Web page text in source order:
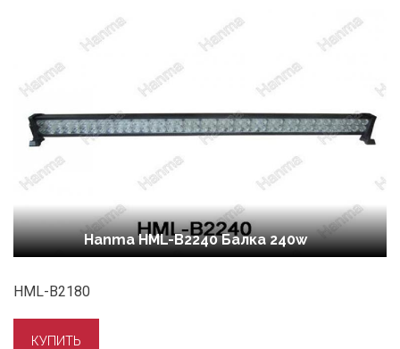
Hanma HML-B2240 Балка 240w
HML-B2180